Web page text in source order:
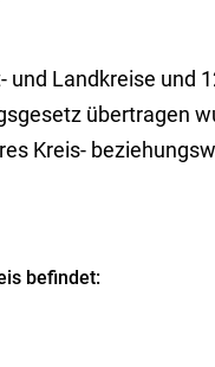
Landkreise und
übertragen
Kreis-
befindet: